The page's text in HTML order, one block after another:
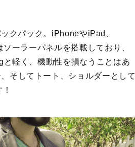
クパック。iPhoneやiPad、
ーラーパネルを搭載しており、
軽く、機動性を損なうことはあ
そしてトート、ショルダーとして